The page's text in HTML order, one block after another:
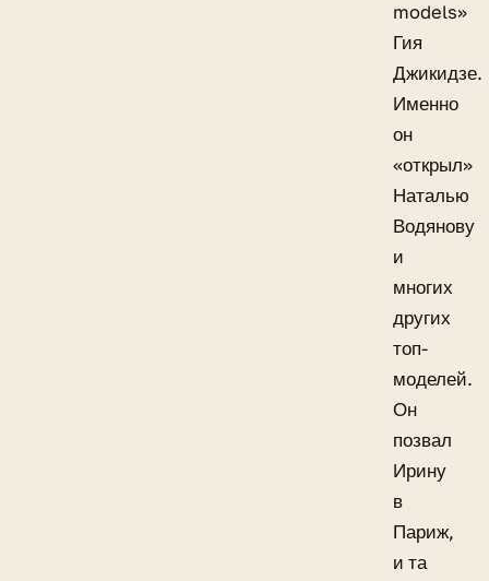
models»
Гия
Джикидзе.
Именно
он
«открыл»
Наталью
Водянову
и
многих
других
топ-
моделей.
Он
позвал
Ирину
в
Париж,
и та